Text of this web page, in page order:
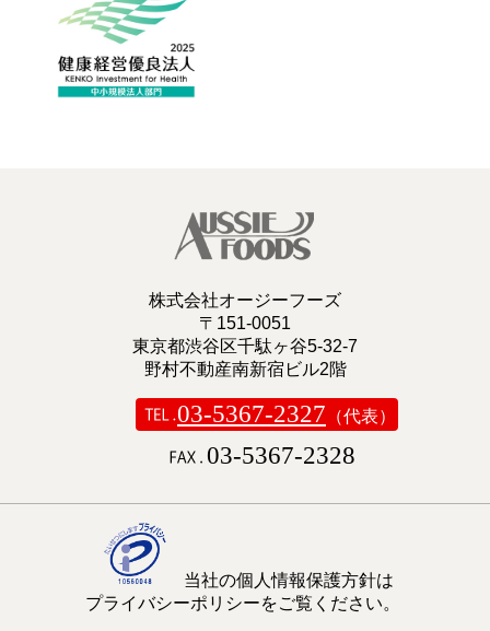
株式会社オージーフーズ
〒151-0051
東京都渋谷区千駄ヶ谷5-32-7
野村不動産南新宿ビル2階
03-5367-2327 （代表）
03-5367-2328
当社の個人情報保護方針は
プライバシーポリシーをご覧ください。